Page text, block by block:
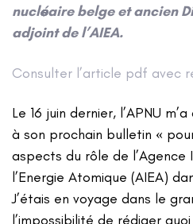
nucléaire belge et ancien
adjoint de l’AIEA.
Consulter l’article pdf avec
Le 16 juin dernier, l’APNU
à son prochain bulletin «
aspects du rôle de l’Agence
l’Energie Atomique (AIEA)
J’étais en voyage dans le
l’impossibilité de rédiger